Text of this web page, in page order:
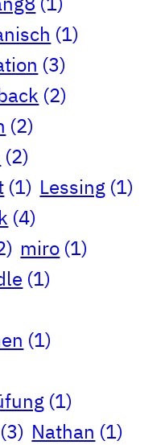
(1)
(3)
(2)
(2)
(2)
(1) Lessing (1)
(4)
miro (1)
(1)
(1)
(1)
(3) Nathan (1)